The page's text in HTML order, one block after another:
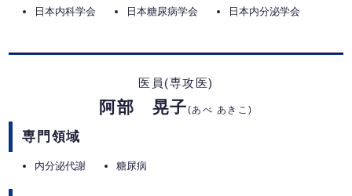
日本内科学会 日本糖尿病学会 日本内分泌学会
医員(専攻医)
阿部 晃子(あべ あきこ)
専門領域
内分泌代謝 糖尿病